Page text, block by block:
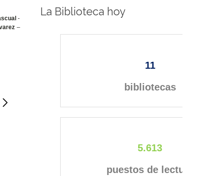
-
–
La Biblioteca hoy
11
bibliotecas
5.613
puestos de lectura